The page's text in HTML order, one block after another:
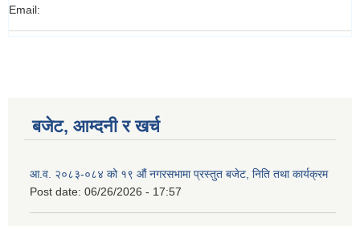
Email:
बजेट, आम्दनी र खर्च
आ.व. २०८३-०८४ को १९ औं नगरसभामा प्रस्तुत बजेट, निति तथा कार्यक्रम
Post date: 06/26/2026 - 17:57